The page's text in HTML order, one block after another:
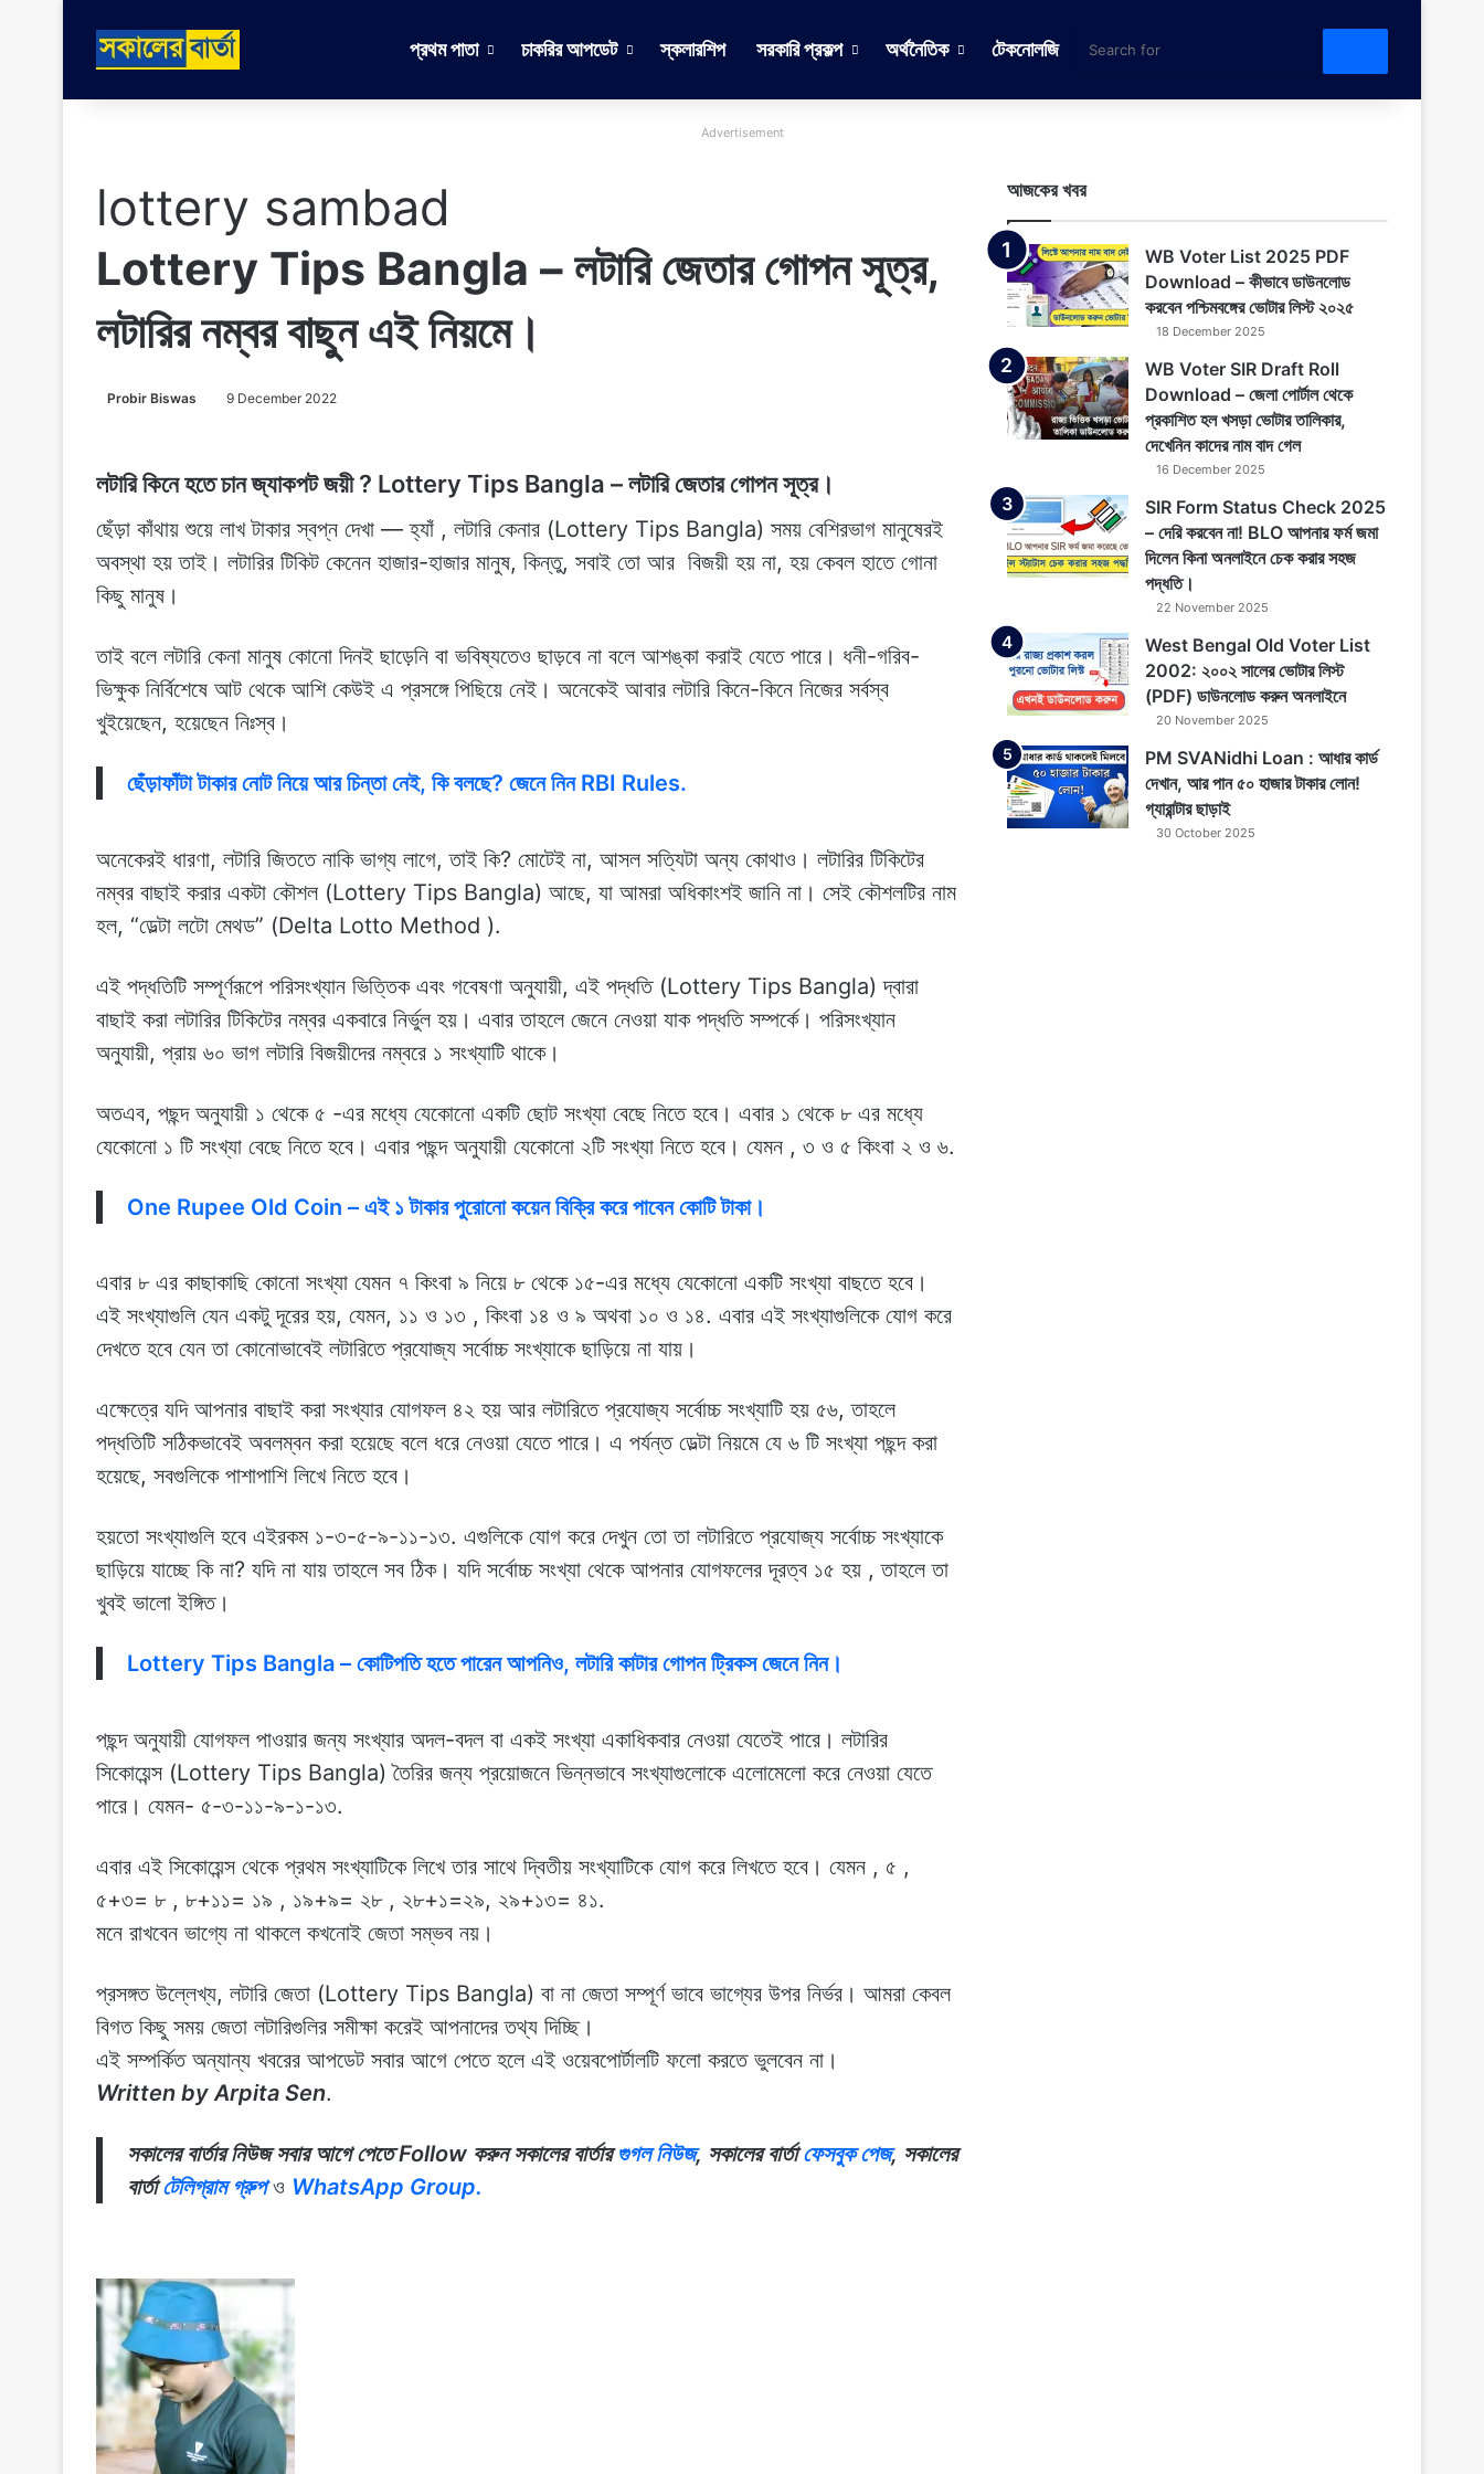
প্রথম পাতা চাকরির আপডেট স্কলারশিপ সরকারি প্রকল্প অর্থনৈতিক টেকনোলজি
Search
for
Advertisement
lottery sambad
Lottery Tips Bangla – লটারি জেতার গোপন সূত্র,
লটারির নম্বর বাছুন এই নিয়মে।
Probir Biswas 9 December 2022
লটারি কিনে হতে চান জ্যাকপট জয়ী ? Lottery Tips Bangla –লটারি জেতার গোপন সূত্র।
ছেঁড়া কাঁথায় শুয়ে লাখ টাকার স্বপ্ন দেখা — হ্যাঁ , লটারি কেনার (Lottery Tips Bangla) সময় বেশিরভাগ মানুষেরই
অবস্থা হয় তাই। লটারির টিকিট কেনেন হাজার-হাজার মানুষ, কিন্তু, সবাই তো আর বিজয়ী হয় না, হয় কেবল হাতে গোনা
কিছু মানুষ।
তাই বলে লটারি কেনা মানুষ কোনো দিনই ছাড়েনি বা ভবিষ্যতেও ছাড়বে না বলে আশঙ্কা করাই যেতে পারে। ধনী-গরিব-
ভিক্ষুক নির্বিশেষে আট থেকে আশি কেউই এ প্রসঙ্গে পিছিয়ে নেই। অনেকেই আবার লটারি কিনে-কিনে নিজের সর্বস্ব
খুইয়েছেন, হয়েছেন নিঃস্ব।
ছেঁড়াফাঁটা টাকার নোট নিয়ে আর চিন্তা নেই, কি বলছে? জেনে নিন RBI Rules.
অনেকেরই ধারণা, লটারি জিততে নাকি ভাগ্য লাগে, তাই কি? মোটেই না, আসল সত্যিটা অন্য কোথাও। লটারির টিকিটের
নম্বর বাছাই করার একটা কৌশল (Lottery Tips Bangla) আছে, যা আমরা অধিকাংশই জানি না। সেই কৌশলটির নাম
হল, “ডেল্টা লটো মেথড” (Delta Lotto Method ).
এই পদ্ধতিটি সম্পূর্ণরূপে পরিসংখ্যান ভিত্তিক এবং গবেষণা অনুযায়ী, এই পদ্ধতি (Lottery Tips Bangla) দ্বারা
বাছাই করা লটারির টিকিটের নম্বর একবারে নির্ভুল হয়। এবার তাহলে জেনে নেওয়া যাক পদ্ধতি সম্পর্কে। পরিসংখ্যান
অনুযায়ী, প্রায় ৬০ ভাগ লটারি বিজয়ীদের নম্বরে ১ সংখ্যাটি থাকে।
অতএব, পছন্দ অনুযায়ী ১ থেকে ৫ -এর মধ্যে যেকোনো একটি ছোট সংখ্যা বেছে নিতে হবে। এবার ১ থেকে ৮ এর মধ্যে
যেকোনো ১ টি সংখ্যা বেছে নিতে হবে। এবার পছন্দ অনুযায়ী যেকোনো ২টি সংখ্যা নিতে হবে। যেমন , ৩ ও ৫ কিংবা ২ ও ৬.
One Rupee Old Coin – এই ১ টাকার পুরোনো কয়েন বিক্রি করে পাবেন কোটি টাকা।
এবার ৮ এর কাছাকাছি কোনো সংখ্যা যেমন ৭ কিংবা ৯ নিয়ে ৮ থেকে ১৫-এর মধ্যে যেকোনো একটি সংখ্যা বাছতে হবে।
এই সংখ্যাগুলি যেন একটু দূরের হয়, যেমন, ১১ ও ১৩ , কিংবা ১৪ ও ৯ অথবা ১০ ও ১৪. এবার এই সংখ্যাগুলিকে যোগ করে
দেখতে হবে যেন তা কোনোভাবেই লটারিতে প্রযোজ্য সর্বোচ্চ সংখ্যাকে ছাড়িয়ে না যায়।
এক্ষেত্রে যদি আপনার বাছাই করা সংখ্যার যোগফল ৪২ হয় আর লটারিতে প্রযোজ্য সর্বোচ্চ সংখ্যাটি হয় ৫৬, তাহলে
পদ্ধতিটি সঠিকভাবেই অবলম্বন করা হয়েছে বলে ধরে নেওয়া যেতে পারে। এ পর্যন্ত ডেল্টা নিয়মে যে ৬ টি সংখ্যা পছন্দ করা
হয়েছে, সবগুলিকে পাশাপাশি লিখে নিতে হবে।
হয়তো সংখ্যাগুলি হবে এইরকম ১-৩-৫-৯-১১-১৩. এগুলিকে যোগ করে দেখুন তো তা লটারিতে প্রযোজ্য সর্বোচ্চ সংখ্যাকে
ছাড়িয়ে যাচ্ছে কি না? যদি না যায় তাহলে সব ঠিক। যদি সর্বোচ্চ সংখ্যা থেকে আপনার যোগফলের দূরত্ব ১৫ হয় , তাহলে তা
খুবই ভালো ইঙ্গিত।
Lottery Tips Bangla – কোটিপতি হতে পারেন আপনিও, লটারি কাটার গোপন ট্রিকস জেনে নিন।
পছন্দ অনুযায়ী যোগফল পাওয়ার জন্য সংখ্যার অদল-বদল বা একই সংখ্যা একাধিকবার নেওয়া যেতেই পারে। লটারির
সিকোয়েন্স (Lottery Tips Bangla) তৈরির জন্য প্রয়োজনে ভিন্নভাবে সংখ্যাগুলোকে এলোমেলো করে নেওয়া যেতে
পারে। যেমন- ৫-৩-১১-৯-১-১৩.
এবার এই সিকোয়েন্স থেকে প্রথম সংখ্যাটিকে লিখে তার সাথে দ্বিতীয় সংখ্যাটিকে যোগ করে লিখতে হবে। যেমন , ৫ ,
৫+৩= ৮ , ৮+১১= ১৯ , ১৯+৯= ২৮ , ২৮+১=২৯, ২৯+১৩= ৪১.
মনে রাখবেন ভাগ্যে না থাকলে কখনোই জেতা সম্ভব নয়।
প্রসঙ্গত উল্লেখ্য, লটারি জেতা (Lottery Tips Bangla) বা না জেতা সম্পূর্ণ ভাবে ভাগ্যের উপর নির্ভর। আমরা কেবল
বিগত কিছু সময় জেতা লটারিগুলির সমীক্ষা করেই আপনাদের তথ্য দিচ্ছি।
এই সম্পর্কিত অন্যান্য খবরের আপডেট সবার আগে পেতে হলে এই ওয়েবপোর্টালটি ফলো করতে ভুলবেন না।
Written by Arpita Sen.
সকালের বার্তার নিউজ সবার আগে পেতে Follow করুন সকালের বার্তারগুগল নিউজ, সকালের বার্তাফেসবুক পেজ, সকালের
বার্তাটেলিগ্রাম গ্রুপও WhatsApp Group.
আজকের খবর
WB Voter List 2025 PDF
Download – কীভাবে ডাউনলোড
করবেন পশ্চিমবঙ্গের ভোটার লিস্ট ২০২৫
18 December 2025
WB Voter SIR Draft Roll
Download – জেলা পোর্টাল থেকে
প্রকাশিত হল খসড়া ভোটার তালিকার,
দেখেনিন কাদের নাম বাদ গেল
16 December 2025
SIR Form Status Check 2025
– দেরি করবেন না! BLO আপনার ফর্ম জমা
দিলেন কিনা অনলাইনে চেক করার সহজ
পদ্ধতি।
22 November 2025
West Bengal Old Voter List
2002: ২০০২ সালের ভোটার লিস্ট
(PDF) ডাউনলোড করুন অনলাইনে
20 November 2025
PM SVANidhi Loan : আধার কার্ড
দেখান, আর পান ৫০ হাজার টাকার লোন!
গ্যারান্টার ছাড়াই
30 October 2025